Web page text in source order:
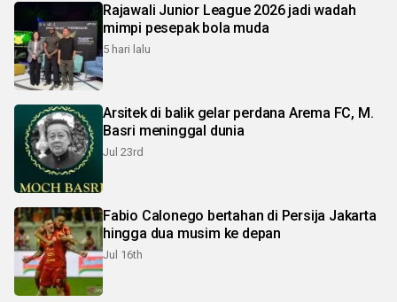
Rajawali Junior League 2026 jadi wadah
mimpi pesepak bola muda
5 hari lalu
Arsitek di balik gelar perdana Arema FC, M.
Basri meninggal dunia
Jul 23rd
Fabio Calonego bertahan di Persija Jakarta
hingga dua musim ke depan
Jul 16th